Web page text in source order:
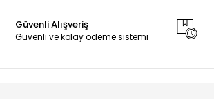
Güvenli Alışveriş
Güvenli ve kolay ödeme sistemi